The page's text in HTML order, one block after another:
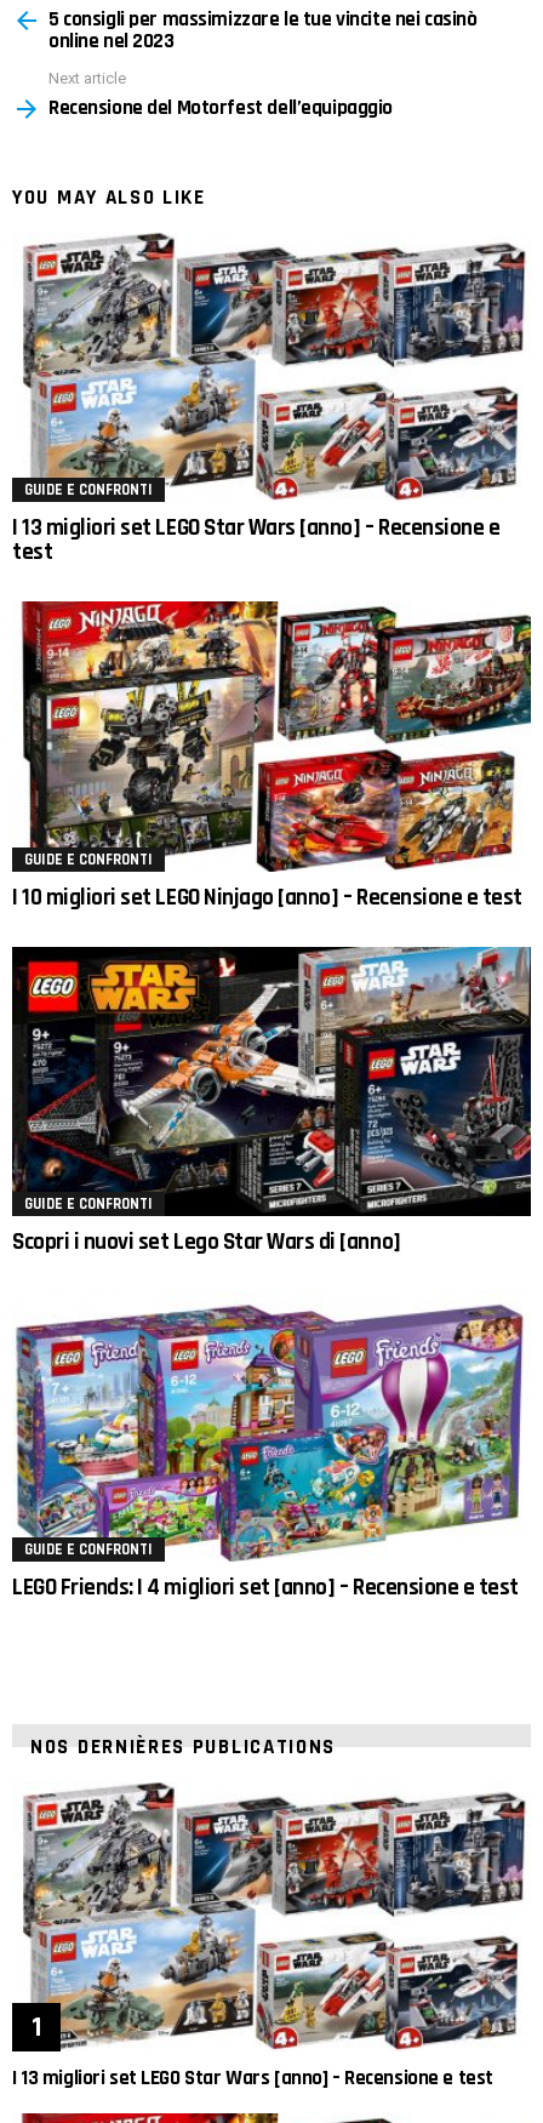
more 5 consigli per massimizzare le tue vincite nei casinò
online nel 2023
Next article
Recensione del Motorfest dell’equipaggio
YOU MAY ALSO LIKE
GUIDE E CONFRONTI
I 13 migliori set LEGO Star Wars [anno] – Recensione e
test
GUIDE E CONFRONTI
I 10 migliori set LEGO Ninjago [anno] – Recensione e test
GUIDE E CONFRONTI
Scopri i nuovi set Lego Star Wars di [anno]
GUIDE E CONFRONTI
LEGO Friends: I 4 migliori set [anno] – Recensione e test
NOS DERNIÈRES PUBLICATIONS
I 13 migliori set LEGO Star Wars [anno] – Recensione e test